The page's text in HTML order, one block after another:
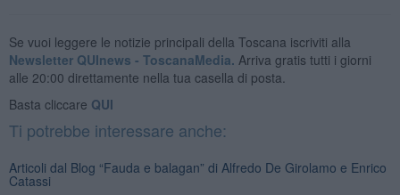
Se vuoi leggere le notizie principali della Toscana iscriviti alla
Newsletter QUInews - ToscanaMedia. Arriva gratis tutti i giorni
alle 20:00 direttamente nella tua casella di posta.
Basta cliccare QUI
Ti potrebbe interessare anche:
Articoli dal Blog “Fauda e balagan” di Alfredo De Girolamo e Enrico
Catassi